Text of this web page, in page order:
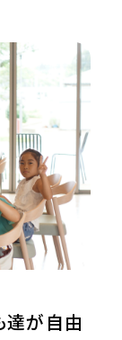
た町で子
達が自由